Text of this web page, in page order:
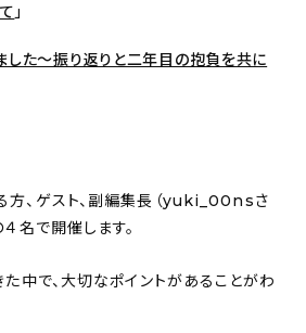
」
した〜振り返りと二年目の抱負を共に
方、ゲスト、副編集長（yuki_00nsさ
４名で開催します。
中で、大切なポイントがあることがわ